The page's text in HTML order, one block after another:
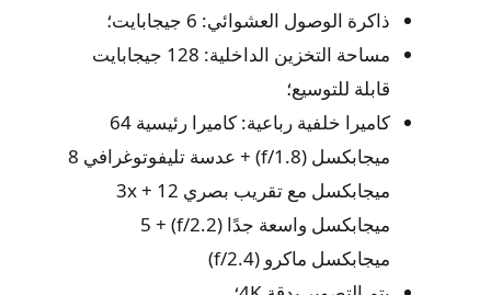
ذاكرة الوصول العشوائي: 6 جيجابايت؛
مساحة التخزين الداخلية: 128 جيجابايت
قابلة للتوسيع؛
كاميرا خلفية رباعية: كاميرا رئيسية 64
ميجابكسل (f/1.8) + عدسة تليفوتوغرافي 8
ميجابكسل مع تقريب بصري 3x + 12
ميجابكسل واسعة جدًا (f/2.2) + 5
ميجابكسل ماكرو (f/2.4)